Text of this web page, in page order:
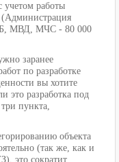
учетом работы
(Администрация
МВД, МЧС - 80 000
заранее
по разработке
вы хотите
это разработка под
пункта,
объекта
(так же, как и
это сократит